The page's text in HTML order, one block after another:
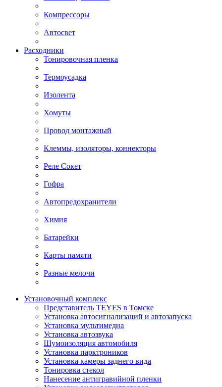
Компрессоры
Автосвет
Расходники
Тонировочная пленка
Термоусадка
Изолента
Хомуты
Провод монтажный
Клеммы, изоляторы, коннекторы
Реле Сокет
Гофра
Автопредохранители
Химия
Батарейки
Карты памяти
Разные мелочи
Установочный комплекс
Представитель TEYES в Томске
Установка автосигнализаций и автозапуска
Установка мультимедиа
Установка автозвука
Шумоизоляция автомобиля
Установка парктроников
Установка камеры заднего вида
Тонировка стекол
Нанесение антигравийной пленки